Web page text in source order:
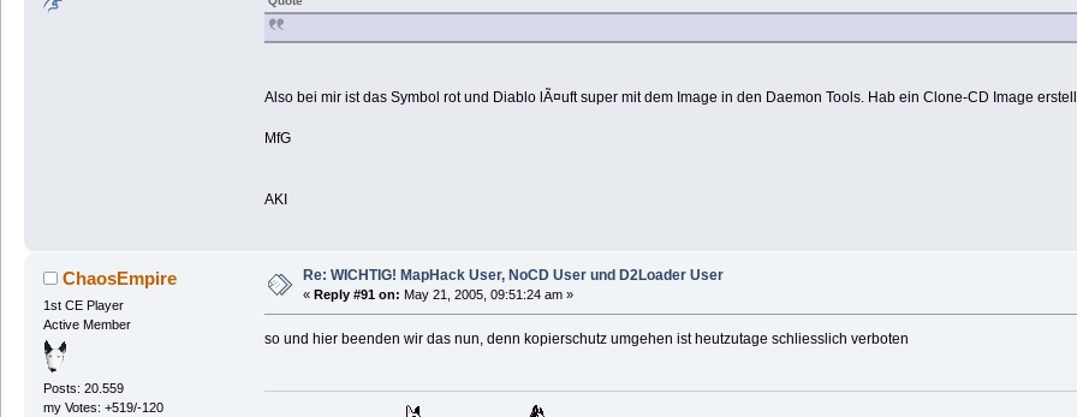
Also bei mir ist das Symbol rot und Diablo lÃ¤uft super mit dem Image in den Daemon Tools. Hab ein Clone-CD Image
MfG
AKI
ChaosEmpire
1st CE Player
Active Member
Posts: 20.559
my Votes: +519/-120
Re: WICHTIG! MapHack User, NoCD User und D2Loader User
« Reply #91 on: May 21, 2005, 09:51:24 am »
so und hier beenden wir das nun, denn kopierschutz umgehen ist heutzutage schliesslich verboten